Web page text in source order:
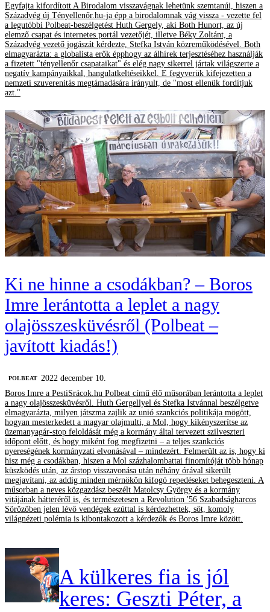
Egyfajta kifordított A Birodalom visszavágnak lehetünk szemtanúi, hiszen a
Századvég új Tényellenőr.hu-ja épp a birodalomnak vág vissza - vezette fel
a legutóbbi Polbeat-beszélgetést Huth Gergely, aki Both Hunort, az új
elemző csapat és internetes portál vezetőjét, illetve Béky Zoltánt, a
Századvég vezető jogászát kérdezte, Stefka István közreműködésével. Both
elmagyarázta: a globalista erők épphogy az álhírek terjesztéséhez használják
a fizetett "tényellenőr csapataikat" és elég nagy sikerrel jártak világszerte a
negatív kampányaikkal, hangulatkeltéseikkel. E fegyverük kifejezetten a
nemzeti szuverenitás megtámadására irányult, de "most ellenük fordítjuk
azt."
Ki ne hinne a csodákban? – Boros
Imre lerántotta a leplet a nagy
olajösszesküvésről (Polbeat –
javított kiadás!)
‎POLBEAT
2022 december 10.
Boros Imre a PestiSrácok.hu Polbeat című élő műsorában lerántotta a leplet
a nagy olajösszesküvésről. Huth Gergellyel és Stefka Istvánnal beszélgetve
elmagyarázta, milyen játszma zajlik az unió szankciós politikája mögött,
hogyan mesterkedett a magyar olajmulti, a Mol, hogy kikényszerítse az
üzemanyagár-stop feloldását még a kormány által tervezett szilveszteri
időpont előtt, és hogy miként fog megfizetni – a teljes szankciós
nyereségének kormányzati elvonásával – mindezért. Felmerült az is, hogy ki
hisz még a csodákban, hiszen a Mol százhalombattai finomítóját több hónap
küszködés után, az árstop visszavonása után néhány órával sikerült
megjavítani, az addig minden mérnökön kifogó repedéseket behegeszteni. A
műsorban a neves közgazdász beszélt Matolcsy György és a kormány
vitájának hátteréről is, és természetesen a Revolution '56 Szabadságharcos
Sörözőben jelen lévő vendégek ezúttal is kérdezhettek, sőt, komoly
világnézeti polémia is kibontakozott a kérdezők és Boros Imre között.
A külkeres fia is jól
keres: Geszti Péter, a